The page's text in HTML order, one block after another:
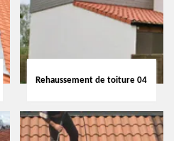
Rehaussement de toiture 04